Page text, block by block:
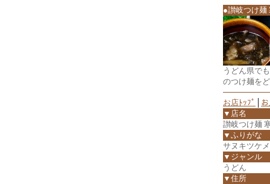
●讃岐つけ麺
うどん県で
のつけ麺を
お店ﾄｯﾌﾟ
▼店名
讃岐つけ麺
▼ふりがな
サヌキツケ
▼ジャンル
うどん
▼住所